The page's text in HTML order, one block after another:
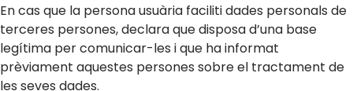
En cas que la persona usuària faciliti dades personals de
terceres persones, declara que disposa d’una base
legítima per comunicar-les i que ha informat
prèviament aquestes persones sobre el tractament de
les seves dades.